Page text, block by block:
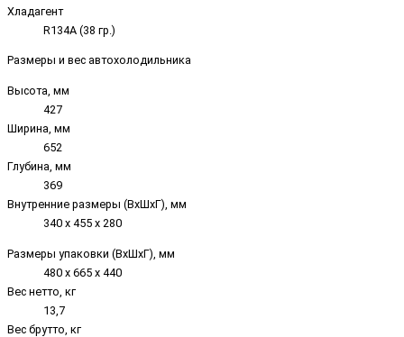
Хладагент
R134A (38 гр.)
Размеры и вес автохолодильника
Высота, мм
427
Ширина, мм
652
Глубина, мм
369
Внутренние размеры (ВxШxГ), мм
340 х 455 х 280
Размеры упаковки (ВxШxГ), мм
480 х 665 х 440
Вес нетто, кг
13,7
Вес брутто, кг